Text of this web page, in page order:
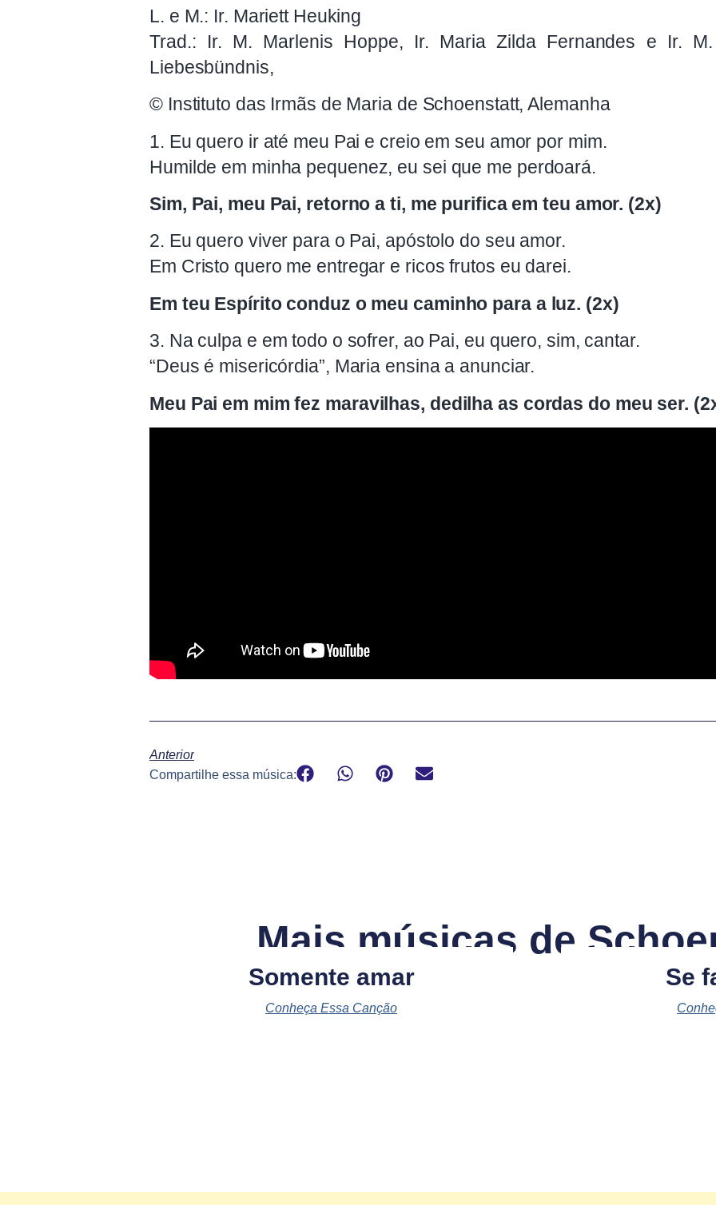
L. e M.: Ir. Mariett Heuking
Trad.: Ir. M. Marlenis Hoppe, Ir. Maria Zilda Fernandes e Ir.
Liebesbündnis,
© Instituto das Irmãs de Maria de Schoenstatt, Alemanha
1. Eu quero ir até meu Pai e creio em seu amor por mim.
Humilde em minha pequenez, eu sei que me perdoará.
Sim, Pai, meu Pai, retorno a ti, me purifica em teu amor. (2x)
2. Eu quero viver para o Pai, apóstolo do seu amor.
Em Cristo quero me entregar e ricos frutos eu darei.
Em teu Espírito conduz o meu caminho para a luz. (2x)
3. Na culpa e em todo o sofrer, ao Pai, eu quero, sim, cantar.
“Deus é misericórdia”, Maria ensina a anunciar.
Meu Pai em mim fez maravilhas, dedilha as cordas do meu ser.
Anterior
Compartilhe essa música:
Mais músicas de
Somente amar
Conheça Essa Canção
Se